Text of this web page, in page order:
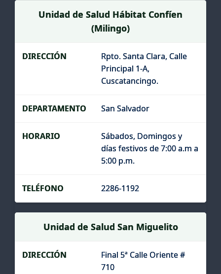
Unidad de Salud Hábitat Confíen
(Milingo)
Rpto. Santa Clara, Calle
Principal 1-A,
Cuscatancingo.
San Salvador
Sábados, Domingos y
días festivos de 7:00 a.m a
5:00 p.m.
2286-1192
Unidad de Salud San Miguelito
Final 5ª Calle Oriente #
710